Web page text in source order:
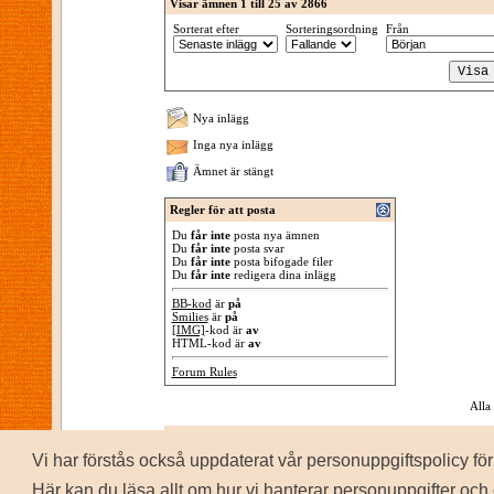
Vi har förstås också uppdaterat vår personuppgiftspolicy
Här kan du läsa allt om hur vi hanterar personuppgifter och
Visar ämnen 1 till 25 av 2866
Sorterat efter
Sorteringsordning Från
Nya inlägg
Inga nya inlägg
Ämnet är stängt
Regler för att posta
Du får inteposta nya ämnen
Du får inteposta svar
Du får inteposta bifogade filer
Du får interedigera dina inlägg
BB-kod är på
Smiliesär på
[IMG]-kod är av
HTML-kod är av
Forum Rules
Alla